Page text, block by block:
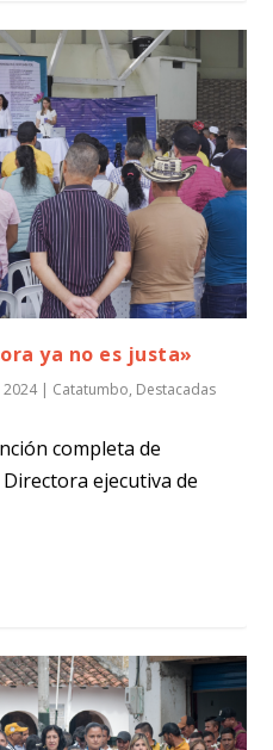
ya no es justa»
2024| Catatumbo, Destacadas
completa de
ejecutiva de